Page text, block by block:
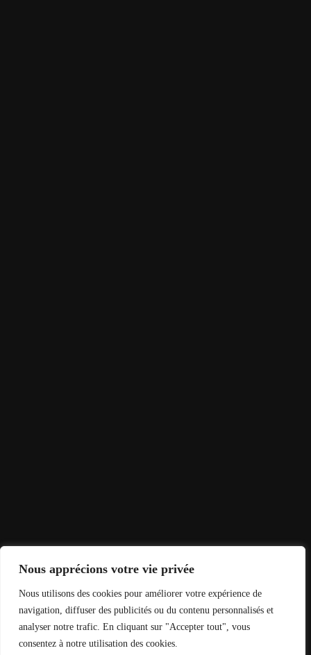
Nous apprécions votre vie privée
Nous utilisons des cookies pour améliorer votre expérience de
navigation, diffuser des publicités ou du contenu personnalisés et
analyser notre trafic. En cliquant sur "Accepter tout", vous
consentez à notre utilisation des cookies.